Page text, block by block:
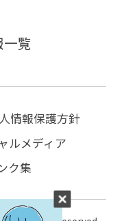
覧
情報保護方針
ルメディア
ク集